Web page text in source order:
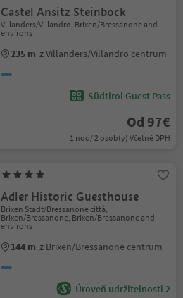
Castel Ansitz Steinbock
Villanders/Villandro, Brixen/Bressanone and
environs
235 m z Villanders/Villandro centrum
Südtirol Guest Pass
Od 97€
1 noc / 2 osob(y) Včetně DPH
Adler Historic Guesthouse
Brixen Stadt/Bressanone città,
Brixen/Bressanone, Brixen/Bressanone and
environs
144 m z Brixen/Bressanone centrum
Úroveň udržitelnosti 2